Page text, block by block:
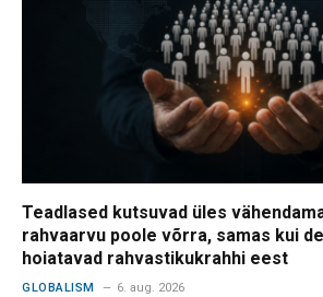
Teadlased kutsuvad üles
rahvaarvu poole võrra, samas kui
hoiatavad rahvastikukrahhi eest
GLOBALISM 6. aug. 2026